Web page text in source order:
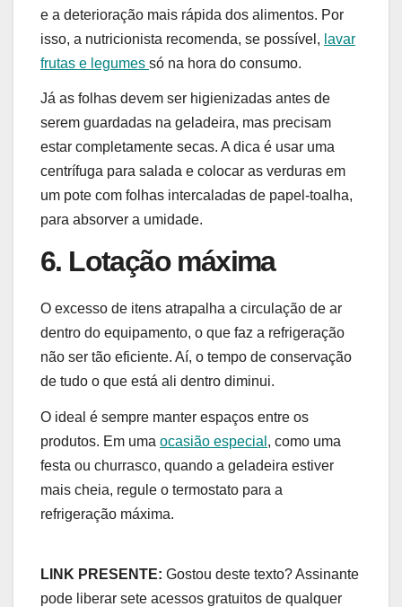
e a deterioração mais rápida dos alimentos. Por
isso, a nutricionista recomenda, se possível, lavar
frutas e legumes só na hora do consumo.
Já as folhas devem ser higienizadas antes de
serem guardadas na geladeira, mas precisam
estar completamente secas. A dica é usar uma
centrífuga para salada e colocar as verduras em
um pote com folhas intercaladas de papel-toalha,
para absorver a umidade.
6. Lotação máxima
O excesso de itens atrapalha a circulação de ar
dentro do equipamento, o que faz a refrigeração
não ser tão eficiente. Aí, o tempo de conservação
de tudo o que está ali dentro diminui.
O ideal é sempre manter espaços entre os
produtos. Em uma ocasião especial , como uma
festa ou churrasco, quando a geladeira estiver
mais cheia, regule o termostato para a
refrigeração máxima.
LINK PRESENTE: Gostou deste texto? Assinante
pode liberar sete acessos gratuitos de qualquer